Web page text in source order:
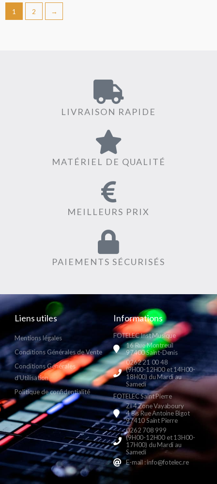
1 2 →
LIVRAISON RAPIDE
MATÉRIEL DE QUALITÉ
MEILLEURS PRIX
PAIEMENTS SÉCURISÉS
Liens utiles
Mentions légales
Conditions Générales de Vente
Conditions Générales
d'Utilisation
Politique de confidentialité
Informations
FOTELEC Inst Musique
16 Rue Montreuil
97400 Saint-Denis
0262 21 00 48
(9H00-12H00 et 14H00-
18H00) du Mardi au
Samedi
FOTELEC Saint Pierre
ZI 4 Zone Vayaboury
4 Bis Rue Antoine Bigot
97410 Saint Pierre
0262 708 999
(9H00-12H00 et 13H00-
17H00) du Mardi au
Samedi
E-mail : info@fotelec.re